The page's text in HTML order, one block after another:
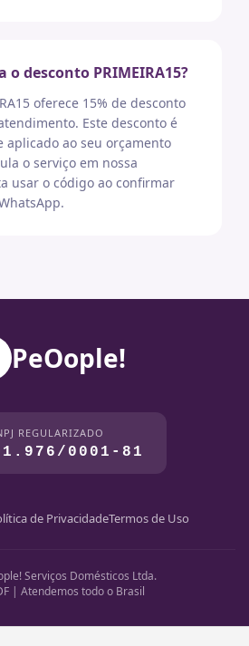
o desconto PRIMEIRA15?
oferece 15% de desconto
Este desconto é
aplicado ao seu orçamento
o serviço em nossa
usar o código ao confirmar
PeOople!
REGULARIZADO
0001-81
de PrivacidadeTermos de Uso
Serviços Domésticos Ltda.
| Atendemos todo o Brasil